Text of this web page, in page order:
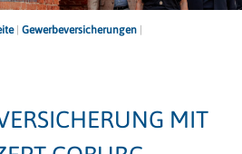
| Gewerbeversicherungen
MIT